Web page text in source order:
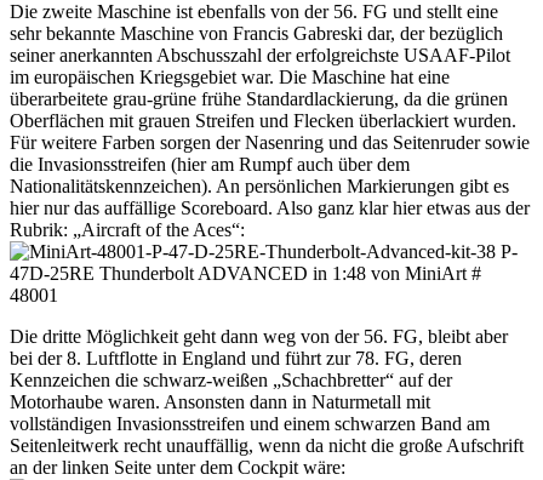
Die zweite Maschine ist ebenfalls von der 56. FG und stellt eine
sehr bekannte Maschine von Francis Gabreski dar, der bezüglich
seiner anerkannten Abschusszahl der erfolgreichste USAAF-Pilot
im europäischen Kriegsgebiet war. Die Maschine hat eine
überarbeitete grau-grüne frühe Standardlackierung, da die grünen
Oberflächen mit grauen Streifen und Flecken überlackiert wurden.
Für weitere Farben sorgen der Nasenring und das Seitenruder sowie
die Invasionsstreifen (hier am Rumpf auch über dem
Nationalitätskennzeichen). An persönlichen Markierungen gibt es
hier nur das auffällige Scoreboard. Also ganz klar hier etwas aus der
Rubrik: „Aircraft of the Aces“:
Die dritte Möglichkeit geht dann weg von der 56. FG, bleibt aber
bei der 8. Luftflotte in England und führt zur 78. FG, deren
Kennzeichen die schwarz-weißen „Schachbretter“ auf der
Motorhaube waren. Ansonsten dann in Naturmetall mit
vollständigen Invasionsstreifen und einem schwarzen Band am
Seitenleitwerk recht unauffällig, wenn da nicht die große Aufschrift
an der linken Seite unter dem Cockpit wäre: